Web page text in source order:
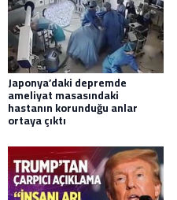
Japonya’daki depremde
ameliyat masasındaki
hastanın korunduğu anlar
ortaya çıktı